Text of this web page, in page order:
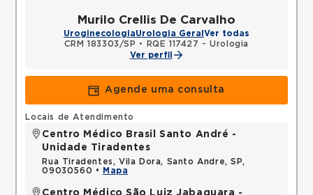
Murilo Crellis De Carvalho
UroginecologiaUrologia Geral Ver todas
CRM 183303/SP •
RQE 117427 - Urologia
Ver perfil
Agende uma consulta
Locais de Atendimento
Centro Médico Brasil Santo André -
Unidade Tiradentes
Rua Tiradentes, Vila Dora, Santo Andre, SP,
09030560 •
Mapa
Centro Médico São Luiz Jabaquara -